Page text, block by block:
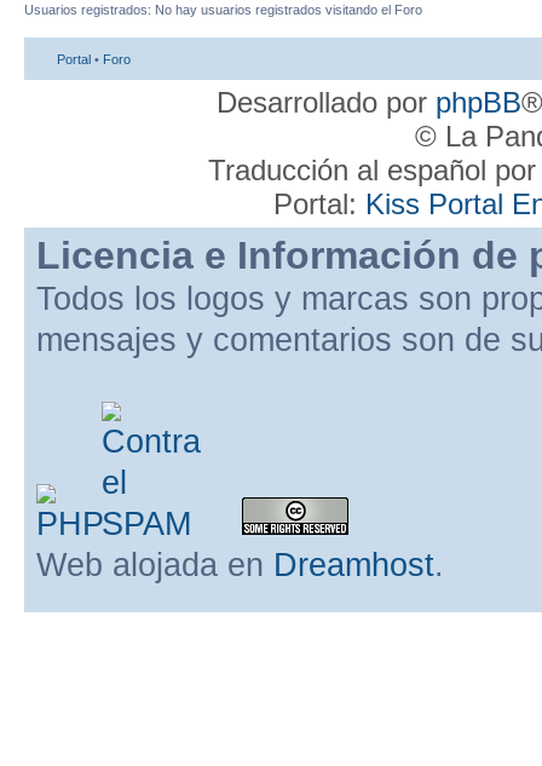
Usuarios registrados: No hay usuarios registrados visitando el Foro
Portal • Foro
Desarrollado por phpBB
© La
Traducción al español
Portal: Kiss Portal
Licencia e Información de
Todos los logos y marcas son
mensajes y comentarios son de
Web alojada en Dreamhost.